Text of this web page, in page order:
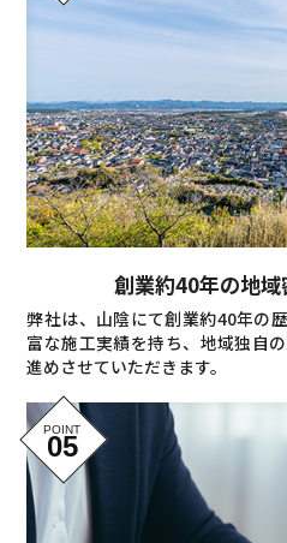
創業約40年の地
弊社は、山陰にて創業約40年の
富な施工実績を持ち、地域独自
進めさせていただきます。